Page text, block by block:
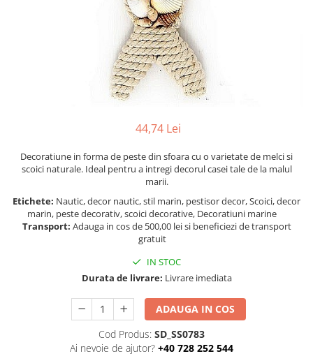
Barci, vapoare, ambarcatiuni
Decoratiuni care se agata
44,74 Lei
Decoratiune in forma de peste din sfoara cu o varietate de melci si
scoici naturale. Ideal pentru a intregi decorul casei tale de la malul
marii.
Etichete: Nautic, decor nautic, stil marin, pestisor decor, Scoici, decor
marin, peste decorativ, scoici decorative, Decoratiuni marine
Transport: Adauga in cos de 500,00 lei si beneficiezi de transport
gratuit
IN STOC
Durata de livrare: Livrare imediata
ADAUGA IN COS
Cod Produs: SD_SS0783
Ai nevoie de ajutor? +40 728 252 544